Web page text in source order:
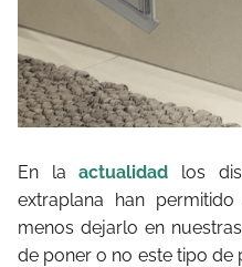
En laactualidad los
extraplana han
menos dejarlo en
de poner o no este tipo